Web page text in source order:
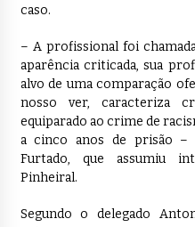
caso.
– A profissional foi
aparência criticada, sua
alvo de uma comparação
nosso ver, caracteriza
equiparado ao crime de
a cinco anos de prisão –
Furtado, que assumiu
Pinheiral.
Segundo o delegado